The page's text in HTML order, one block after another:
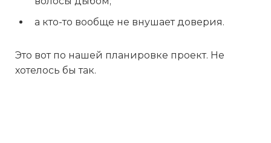
а кто-то вообще не внушает доверия.
Это вот по нашей планировке проект. Не
хотелось бы так.